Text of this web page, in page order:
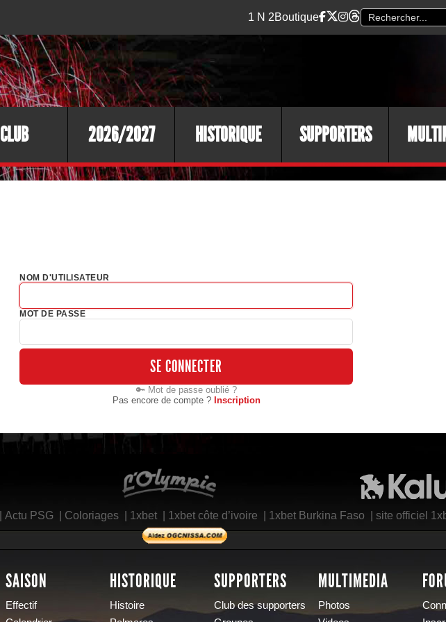
1 N 2Boutique
CLUB 2026/2027 HISTORIQUE SUPPORTERS
NOM D'UTILISATEUR
MOT DE PASSE
SE CONNECTER
🔑 Mot de passe oublié ?
Pas encore de compte ? Inscription
Actu PSG| Coloriages| 1xbet| 1xbet côte d’ivoire 1xbet Burkina Faso site officiel
SAISON
Effectif
HISTORIQUE
Histoire
SUPPORTERS
Club des supporters
MULTIMEDIA
Photos